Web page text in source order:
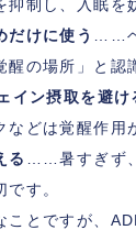
抑制し、入眠を
だけに使う
……
醒の場所」と認
イン摂取を避け
などは覚醒作用
る
……暑すぎず
す。
ことですが、